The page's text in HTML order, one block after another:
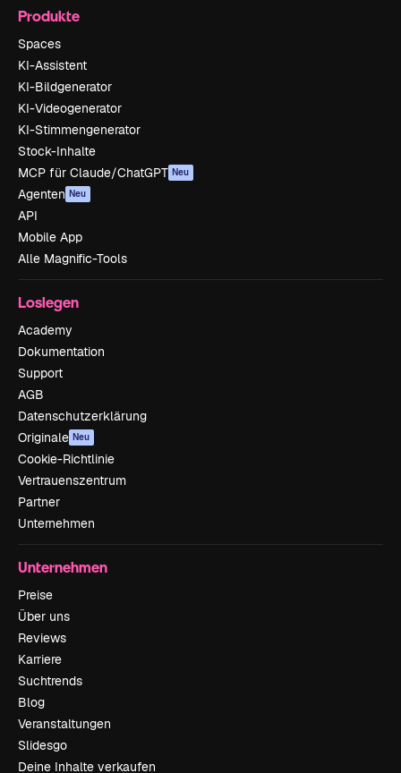
Produkte
Spaces
KI-Assistent
KI-Bildgenerator
KI-Videogenerator
KI-Stimmengenerator
Stock-Inhalte
MCP für Claude/ChatGPT Neu
Agenten Neu
API
Mobile App
Alle Magnific-Tools
Loslegen
Academy
Dokumentation
Support
AGB
Datenschutzerklärung
Originale Neu
Cookie-Richtlinie
Vertrauenszentrum
Partner
Unternehmen
Unternehmen
Preise
Über uns
Reviews
Karriere
Suchtrends
Blog
Veranstaltungen
Slidesgo
Deine Inhalte verkaufen